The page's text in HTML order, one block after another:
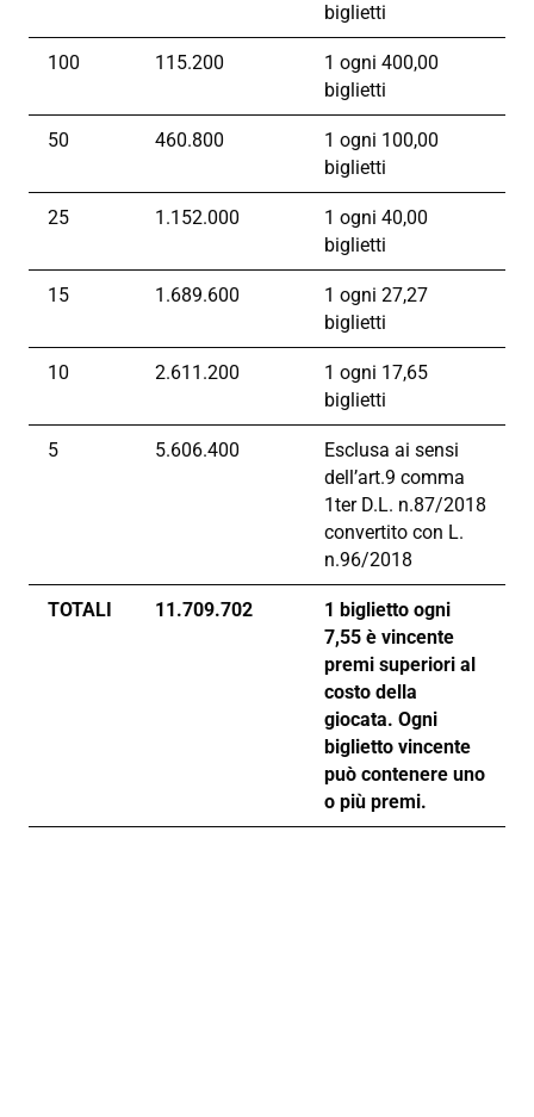
biglietti
100 115.200
1 ogni 400,00
biglietti
50 460.800
1 ogni 100,00
biglietti
25 1.152.000
1 ogni 40,00
biglietti
15 1.689.600
1 ogni 27,27
biglietti
10 2.611.200
1 ogni 17,65
biglietti
5 5.606.400
Esclusa ai sensi
dell’art.9 comma
1ter D.L. n.87/2018
convertito con L.
n.96/2018
TOTALI 11.709.702
1 biglietto ogni
7,55 è vincente
premi superiori al
costo della
giocata. Ogni
biglietto vincente
può contenere uno
o più premi.